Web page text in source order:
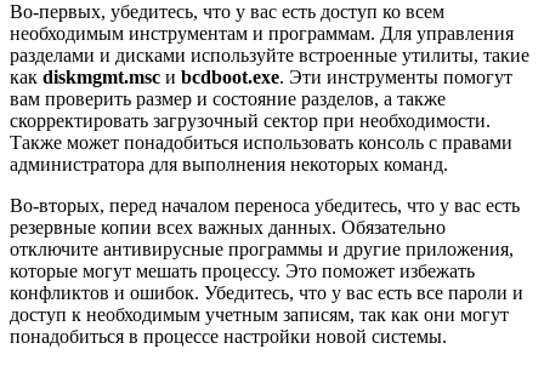
Во-первых, убедитесь, что у вас есть доступ ко всем
необходимым инструментам и программам. Для управления
разделами и дисками используйте встроенные утилиты, такие
как diskmgmt.msc и bcdboot.exe. Эти инструменты помогут
вам проверить размер и состояние разделов, а также
скорректировать загрузочный сектор при необходимости.
Также может понадобиться использовать консоль с правами
администратора для выполнения некоторых команд.
Во-вторых, перед началом переноса убедитесь, что у вас есть
резервные копии всех важных данных. Обязательно
отключите антивирусные программы и другие приложения,
которые могут мешать процессу. Это поможет избежать
конфликтов и ошибок. Убедитесь, что у вас есть все пароли и
доступ к необходимым учетным записям, так как они могут
понадобиться в процессе настройки новой системы.